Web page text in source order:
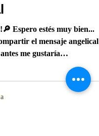
Espero estés muy bien...
el mensaje angelical
me gustaría